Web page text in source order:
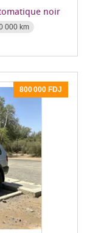
noir
000 km
800 000 FDJ